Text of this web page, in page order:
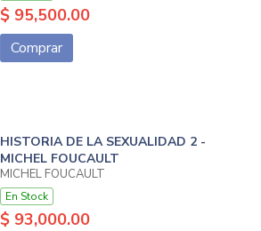
$ 95,500.00
Comprar
HISTORIA DE LA SEXUALIDAD 2 -
MICHEL FOUCAULT
MICHEL FOUCAULT
En Stock
$ 93,000.00